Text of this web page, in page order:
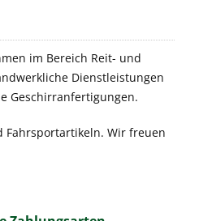
im Bereich Reit- und
Dienstleistungen
Geschirranfertigungen.
Fahrsportartikeln. Wir freuen